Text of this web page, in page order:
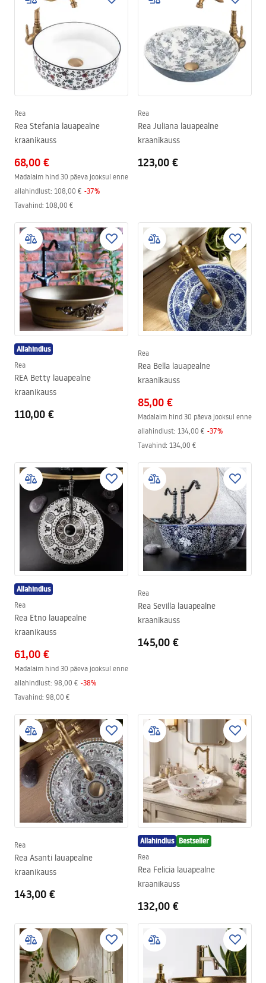
Rea
Rea Stefania lauapealne
kraanikauss
68,00 €
Madalaim hind 30 päeva jooksul enne
allahindlust: 108,00 € -37%
Tavahind: 108,00 €
Rea
Rea Juliana lauapealne
kraanikauss
123,00 €
Allahindlus
Rea
REA Betty lauapealne
kraanikauss
110,00 €
Rea
Rea Bella lauapealne
kraanikauss
85,00 €
Madalaim hind 30 päeva jooksul enne
allahindlust: 134,00 € -37%
Tavahind: 134,00 €
Allahindlus
Rea
Rea Etno lauapealne
kraanikauss
61,00 €
Madalaim hind 30 päeva jooksul enne
allahindlust: 98,00 € -38%
Tavahind: 98,00 €
Rea
Rea Sevilla lauapealne
kraanikauss
145,00 €
Rea
Rea Asanti lauapealne
kraanikauss
143,00 €
Allahindlus Bestseller
Rea
Rea Felicia lauapealne
kraanikauss
132,00 €